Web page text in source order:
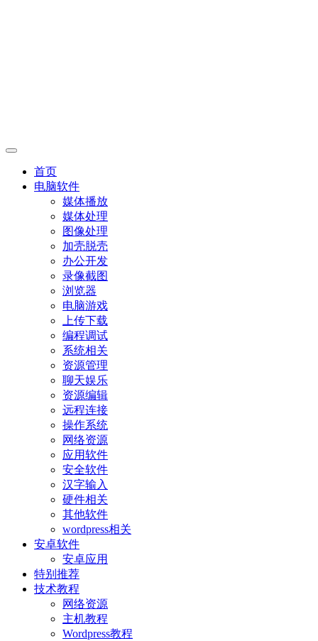
首页
电脑软件
媒体播放
媒体处理
图像处理
加壳脱壳
办公开发
录像截图
浏览器
电脑游戏
上传下载
编程调试
系统相关
资源管理
聊天娱乐
资源编辑
远程连接
操作系统
网络资源
应用软件
安全软件
汉字输入
硬件相关
其他软件
wordpress相关
安卓软件
安卓应用
特别推荐
技术教程
网络资源
主机教程
Wordpress教程